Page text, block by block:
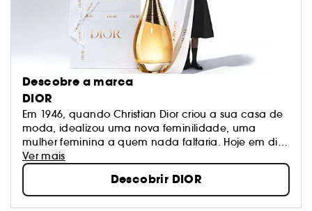
Descobre a marca
DIOR
Em 1946, quando Christian Dior criou a sua casa de
moda, idealizou uma nova feminilidade, uma
mulher feminina a quem nada faltaria. Hoje em dia,
dos vestidos aos acessórios, das fragrâncias ao
batom e ao mais sofisticado tratamento, a Casa
Dior exalta a beleza da mulher conferindo-lhe
luminosidade e modernidade.
Ver mais
Descobrir DIOR